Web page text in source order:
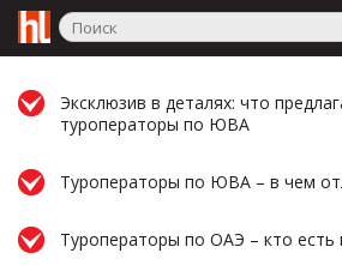
Эксклюзив в деталях: что
туроператоры по ЮВА
Туроператоры по ЮВА – в чем
Туроператоры по ОАЭ – кто есть